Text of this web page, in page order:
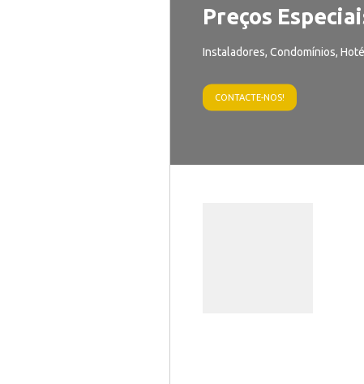
Preços
Instaladores, Condomínios,
CONTACTE-NOS!